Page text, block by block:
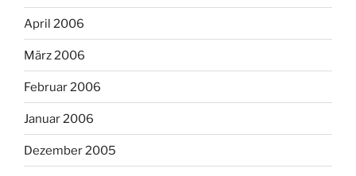
April 2006
März 2006
Februar 2006
Januar 2006
Dezember 2005